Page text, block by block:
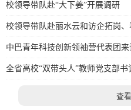
校领导带队赴“大下姜”开展调研
校领导带队赴丽水云和访企拓岗、
中巴青年科技创新领袖营代表团
查